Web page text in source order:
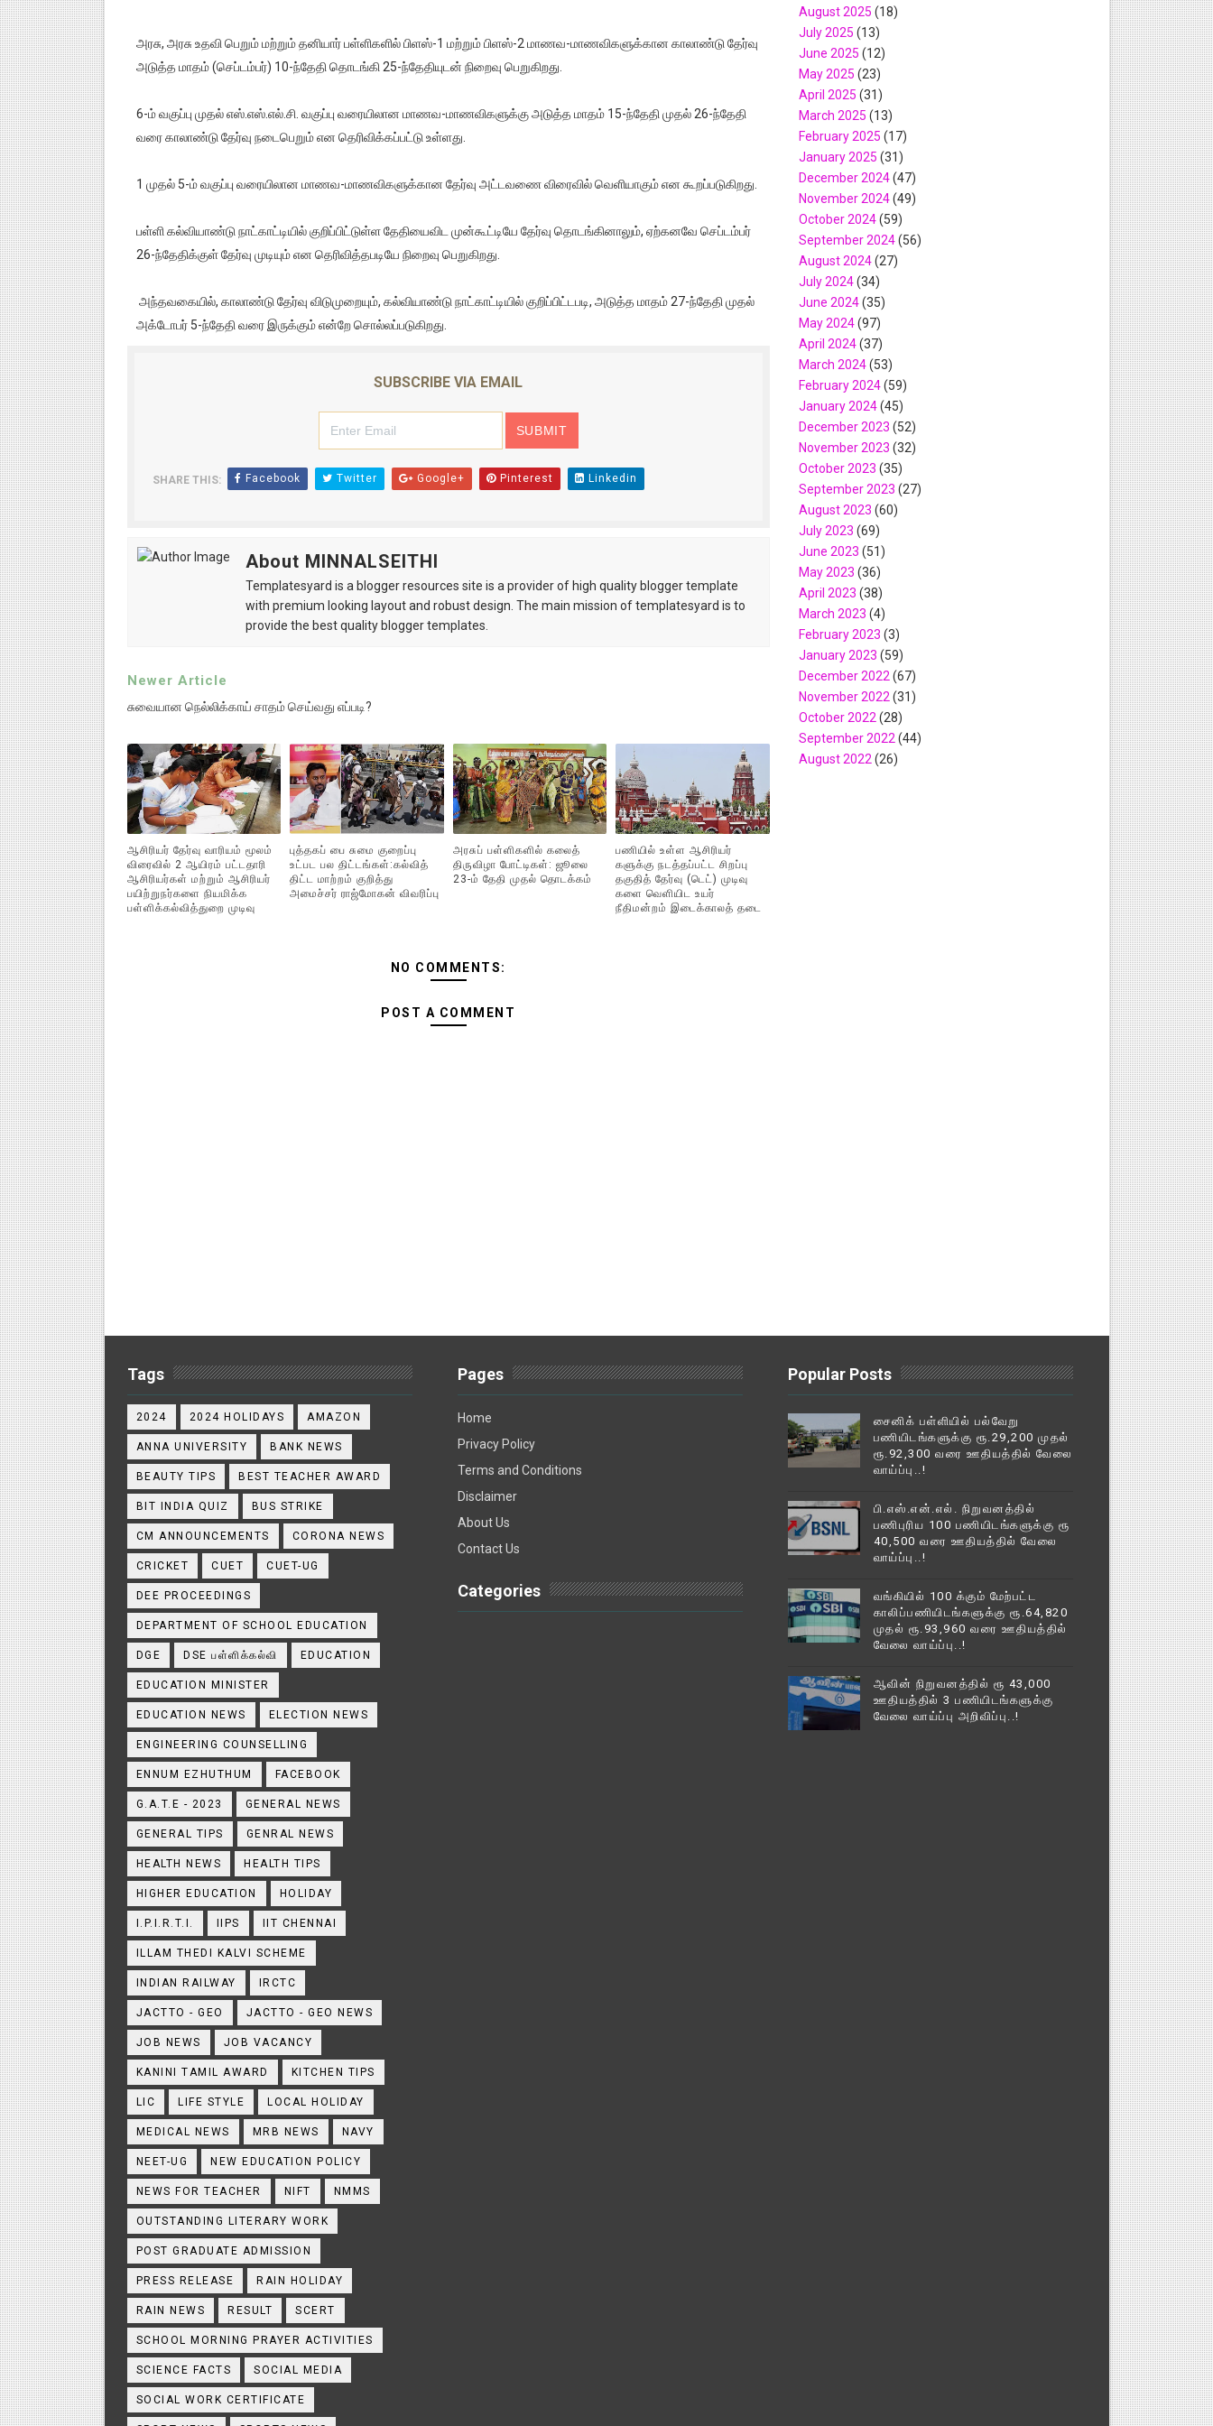
பஞ்சாப் நேஷனல் வங்கியில் 545 பணியிடங்களுக்கு ரூ.48,480 முதல் ரூ.85,920 வரை ஊதியத்தில் வேலை வாய்ப்பு..!
புத்தகப் பை சுமை குறைப்பு உட்பட பல திட்டங்கள்:கல்வித் திட்ட மாற்றம் குறித்து அமைச்சர் ராஜ்மோகன் விவரிப்பு
அரியலூர் மாவட்டத்துக்கு, வருகின்ற ஆகஸ்ட் 10 ம் தேதி ஆடி திருவாதிரை முன்னிட்டு உள்ளூர் விடுமுறை
தமிழ்நாடு மெர்கண்டைல் வங்கியில் சிறப்பு அதிகாரி, சாப்ட்வேர் என்ஜினியர், உள்ளிட்ட பல்வேறு பணியிடங்களுக்கு வேலை வாய்ப்பு..!
வேளாண் அறிவியல் மையத்தில் ரூ 35,400 ஊதியத்தில் உதவியாளர் பணியிடங்களுக்கான வேலைவாய்ப்பு
பாரத் பெட்ரோலியம் நிறுவனத்தில் 154 பணியிடங்களுக்கு ரூ 26,500 முதல் ரூ 34,000 வரை ஊதியத்தில் வேலை வாய்ப்பு..!
அரசு, அரசு உதவி பெறும் மற்றும் தனியார் பள்ளிகளில் பிளஸ்-1 மற்றும் பிளஸ்-2 மாணவ-மாணவிகளுக்கான காலாண்டு தேர்வு
அடுத்த மாதம் (செப்டம்பர்) 10-ந்தேதி தொடங்கி 25-ந்தேதியுடன் நிறைவு பெறுகிறது.
6-ம் வகுப்பு முதல் எஸ்.எஸ்.எல்.சி. வகுப்பு வரையிலான மாணவ-மாணவிகளுக்கு அடுத்த மாதம் 15-ந்தேதி முதல் 26-ந்தேதி
வரை காலாண்டு தேர்வு நடைபெறும் என தெரிவிக்கப்பட்டு உள்ளது.
1 முதல் 5-ம் வகுப்பு வரையிலான மாணவ-மாணவிகளுக்கான தேர்வு அட்டவணை விரைவில் வெளியாகும் என கூறப்படுகிறது.
பள்ளி கல்வியாண்டு நாட்காட்டியில் குறிப்பிட்டுள்ள தேதியைவிட முன்கூட்டியே தேர்வு தொடங்கினாலும், ஏற்கனவே செப்டம்பர்
26-ந்தேதிக்குள் தேர்வு முடியும் என தெரிவித்தபடியே நிறைவு பெறுகிறது.
அந்தவகையில், காலாண்டு தேர்வு விடுமுறையும், கல்வியாண்டு நாட்காட்டியில் குறிப்பிட்டபடி, அடுத்த மாதம் 27-ந்தேதி முதல்
அக்டோபர் 5-ந்தேதி வரை இருக்கும் என்றே சொல்லப்படுகிறது.
SUBSCRIBE VIA EMAIL
SHARE THIS: Facebook Twitter Google+ Pinterest Linkedin
About MINNALSEITHI
Templatesyard is a blogger resources site is a provider of high quality blogger template
with premium looking layout and robust design. The main mission of templatesyard is to
provide the best quality blogger templates.
Newer Article
சுவையான நெல்லிக்காய் சாதம் செய்வது எப்படி?
ஆசிரியர் தேர்வு வாரியம் மூலம்
விரைவில் 2 ஆயிரம் பட்டதாரி
ஆசிரியர்கள் மற்றும் ஆசிரியர்
பயிற்றுநர்களை நியமிக்க
பள்ளிக்கல்வித்துறை முடிவு
புத்தகப் பை சுமை குறைப்பு
உட்பட பல திட்டங்கள்:கல்வித்
திட்ட மாற்றம் குறித்து
அமைச்சர் ராஜ்மோகன் விவரிப்பு
அரசுப் பள்ளிகளில் கலைத்
திருவிழா போட்டிகள்: ஜூலை
23-ம் தேதி முதல் தொடக்கம்
பணி​யில் உள்ள ஆசிரியர்​
களுக்கு நடத்​தப்​பட்ட சிறப்பு
தகு​தித் தேர்வு (டெட்) முடிவு​
களை வெளி​யிட உயர்
நீதிமன்றம் இடைக்​காலத் தடை
NO COMMENTS:
POST A COMMENT
August 2025 (18)
July 2025 (13)
June 2025 (12)
May 2025 (23)
April 2025 (31)
March 2025 (13)
February 2025 (17)
January 2025 (31)
December 2024(47)
November 2024(49)
October 2024(59)
September 2024(56)
August 2024(27)
July 2024(34)
June 2024(35)
May 2024(97)
April 2024(37)
March 2024(53)
February 2024(59)
January 2024(45)
December 2023 (52)
November 2023 (32)
October 2023 (35)
September 2023 (27)
August 2023 (60)
July 2023 (69)
June 2023 (51)
May 2023 (36)
April 2023 (38)
March 2023 (4)
February 2023 (3)
January 2023 (59)
December 2022 (67)
November 2022 (31)
October 2022 (28)
September 2022 (44)
August 2022 (26)
Tags
2024 2024 HOLIDAYS AMAZON
ANNA UNIVERSITY BANK NEWS
BEAUTY TIPS BEST TEACHER AWARD
BIT INDIA QUIZ BUS STRIKE
CM ANNOUNCEMENTS CORONA NEWS
CRICKET CUET CUET-UG
DEE PROCEEDINGS
DEPARTMENT OF SCHOOL EDUCATION
DGE DSE பள்ளிக்கல்வி EDUCATION
EDUCATION MINISTER
EDUCATION NEWS ELECTION NEWS
ENGINEERING COUNSELLING
ENNUM EZHUTHUM FACEBOOK
G.A.T.E - 2023 GENERAL NEWS
GENERAL TIPS GENRAL NEWS
HEALTH NEWS HEALTH TIPS
HIGHER EDUCATION HOLIDAY
I.P.I.R.T.I. IIPS IIT CHENNAI
ILLAM THEDI KALVI SCHEME
INDIAN RAILWAY IRCTC
JACTTO - GEO JACTTO - GEO NEWS
JOB NEWS JOB VACANCY
KANINI TAMIL AWARD KITCHEN TIPS
LIC LIFE STYLE LOCAL HOLIDAY
MEDICAL NEWS MRB NEWS NAVY
NEET-UG NEW EDUCATION POLICY
NEWS FOR TEACHER NIFT NMMS
OUTSTANDING LITERARY WORK
POST GRADUATE ADMISSION
PRESS RELEASE RAIN HOLIDAY
RAIN NEWS RESULT SCERT
SCHOOL MORNING PRAYER ACTIVITIES
SCIENCE FACTS SOCIAL MEDIA
SOCIAL WORK CERTIFICATE
Pages
Home
Privacy Policy
Terms and Conditions
Disclaimer
About Us
Contact Us
Categories
Popular Posts
சைனிக் பள்ளியில் பல்வேறு
பணியிடங்களுக்கு ரூ.29,200 முதல்
ரூ.92,300 வரை ஊதியத்தில் வேலை
வாய்ப்பு..!
பி.எஸ்.என்.எல். நிறுவனத்தில்
பணிபுரிய 100 பணியிடங்களுக்கு ரூ
40,500 வரை ஊதியத்தில் வேலை
வாய்ப்பு..!
வங்கியில் 100 க்கும் மேற்பட்ட
காலிப்பணியிடங்களுக்கு ரூ.64,820
முதல் ரூ.93,960 வரை ஊதியத்தில்
வேலை வாய்ப்பு..!
ஆவின் நிறுவனத்தில் ரூ 43,000
ஊதியத்தில் 3 பணியிடங்களுக்கு
வேலை வாய்ப்பு அறிவிப்பு..!